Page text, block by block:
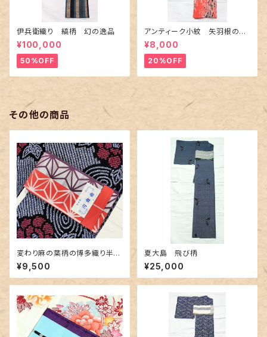
伊兵衛織り 縞柄 幻の逸品
¥100,000
50%OFF
アンティーク小紋 矢羽根の地
紋に短冊柄 裄６６cm
¥8,000
20%OFF
その他の商品
変わり麻の葉柄の博多織り半幅
帯 未使用品
¥9,500
夏大島 飛び柄
¥25,000